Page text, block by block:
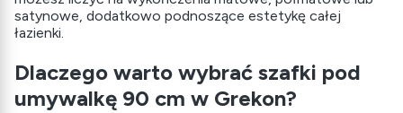
satynowe, dodatkowo podnoszące estetykę całej
łazienki.
Dlaczego warto wybrać szafki pod
umywalkę 90 cm w Grekon?